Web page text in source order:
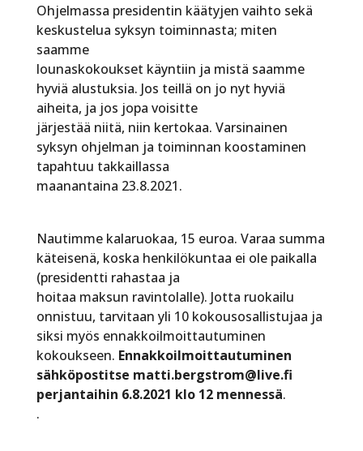
Ohjelmassa presidentin käätyjen vaihto sekä
keskustelua syksyn toiminnasta; miten
saamme
lounaskokoukset käyntiin ja mistä saamme
hyviä alustuksia. Jos teillä on jo nyt hyviä
aiheita, ja jos jopa voisitte
järjestää niitä, niin kertokaa. Varsinainen
syksyn ohjelman ja toiminnan koostaminen
tapahtuu takkaillassa
maanantaina 23.8.2021.
Nautimme kalaruokaa, 15 euroa. Varaa summa
käteisenä, koska henkilökuntaa ei ole paikalla
(presidentti rahastaa ja
hoitaa maksun ravintolalle). Jotta ruokailu
onnistuu, tarvitaan yli 10 kokousosallistujaa ja
siksi myös ennakkoilmoittautuminen
kokoukseen. Ennakkoilmoittautuminen
sähköpostitse matti.bergstrom@live.fi
perjantaihin 6.8.2021 klo 12 mennessä.
.